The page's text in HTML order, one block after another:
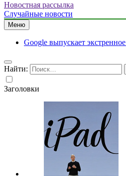
Новостная рассылка
Случайные новости
Меню
Google выпускает
Найти:
Заголовки